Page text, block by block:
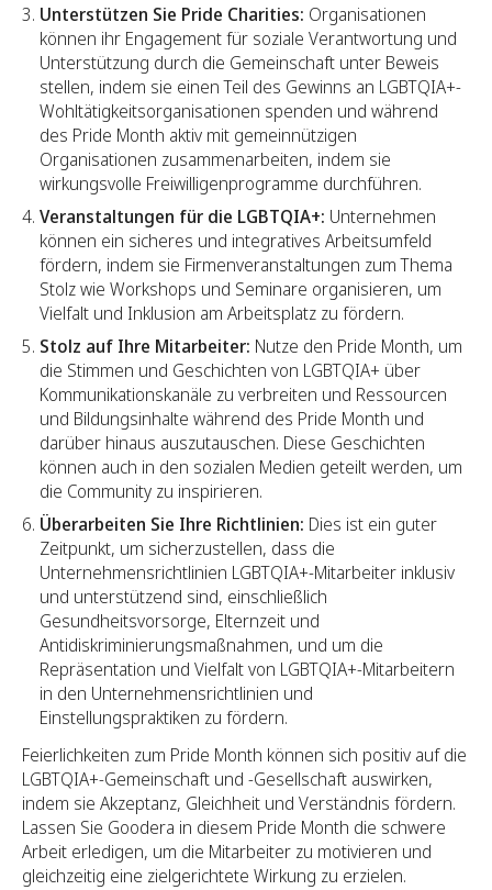
Unterstützen Sie Pride Charities: Organisationen
können ihr Engagement für soziale Verantwortung und
Unterstützung durch die Gemeinschaft unter Beweis
stellen, indem sie einen Teil des Gewinns an LGBTQIA+-
Wohltätigkeitsorganisationen spenden und während
des Pride Month aktiv mit gemeinnützigen
Organisationen zusammenarbeiten, indem sie
wirkungsvolle Freiwilligenprogramme durchführen. ‍
Veranstaltungen für die LGBTQIA+: Unternehmen
können ein sicheres und integratives Arbeitsumfeld
fördern, indem sie Firmenveranstaltungen zum Thema
Stolz wie Workshops und Seminare organisieren, um
Vielfalt und Inklusion am Arbeitsplatz zu fördern. ‍
Stolz auf Ihre Mitarbeiter: Nutze den Pride Month, um
die Stimmen und Geschichten von LGBTQIA+ über
Kommunikationskanäle zu verbreiten und Ressourcen
und Bildungsinhalte während des Pride Month und
darüber hinaus auszutauschen. Diese Geschichten
können auch in den sozialen Medien geteilt werden, um
die Community zu inspirieren.
Überarbeiten Sie Ihre Richtlinien: Dies ist ein guter
Zeitpunkt, um sicherzustellen, dass die
Unternehmensrichtlinien LGBTQIA+-Mitarbeiter inklusiv
und unterstützend sind, einschließlich
Gesundheitsvorsorge, Elternzeit und
Antidiskriminierungsmaßnahmen, und um die
Repräsentation und Vielfalt von LGBTQIA+-Mitarbeitern
in den Unternehmensrichtlinien und
Einstellungspraktiken zu fördern.
Feierlichkeiten zum Pride Month können sich positiv auf die
LGBTQIA+-Gemeinschaft und -Gesellschaft auswirken,
indem sie Akzeptanz, Gleichheit und Verständnis fördern.
Lassen Sie Goodera in diesem Pride Month die schwere
Arbeit erledigen, um die Mitarbeiter zu motivieren und
gleichzeitig eine zielgerichtete Wirkung zu erzielen.